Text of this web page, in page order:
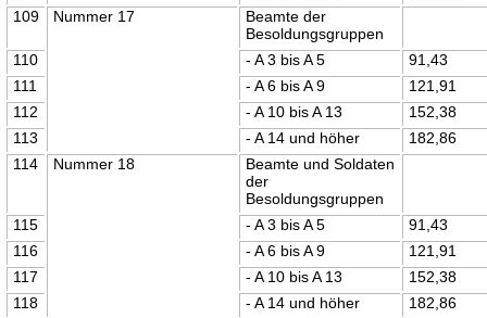
109
Nummer 17
Beamte der
Besoldungsgruppen
110
- A 3 bis A 5
91,43
111
- A 6 bis A 9
121,91
112
- A 10 bis A 13
152,38
113
- A 14 und höher
182,86
114
Nummer 18
Beamte und Soldaten
der
Besoldungsgruppen
115
- A 3 bis A 5
91,43
116
- A 6 bis A 9
121,91
117
- A 10 bis A 13
152,38
118
- A 14 und höher
182,86